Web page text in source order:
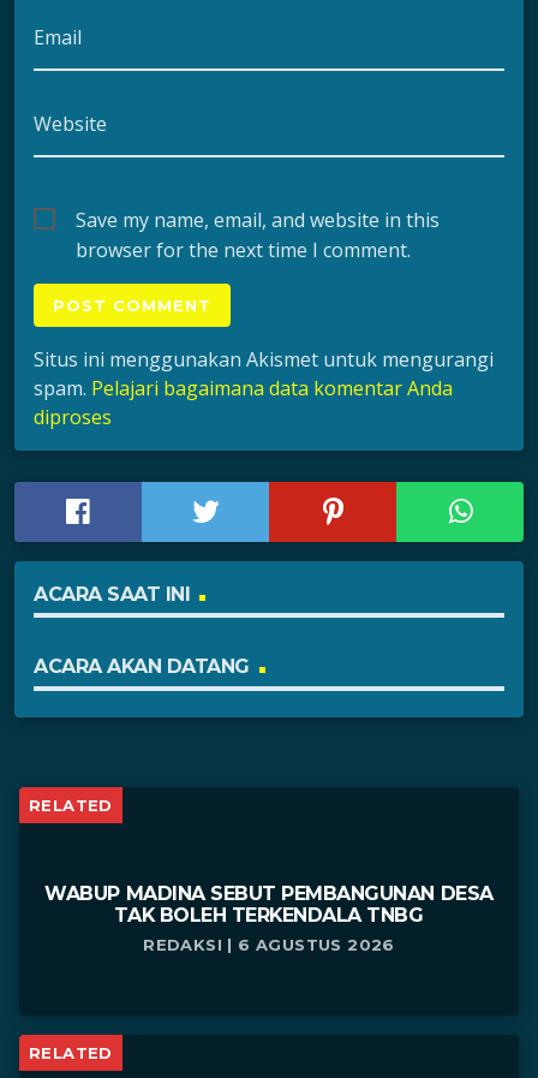
Email
Website
Save my name, email, and website in this
browser for the next time I comment.
Situs ini menggunakan Akismet untuk mengurangi
spam. Pelajari bagaimana data komentar Anda
diproses
ACARA SAAT INI
ACARA AKAN DATANG
RELATED
WABUP MADINA SEBUT PEMBANGUNAN DESA
TAK BOLEH TERKENDALA TNBG
REDAKSI | 6 AGUSTUS 2026
RELATED